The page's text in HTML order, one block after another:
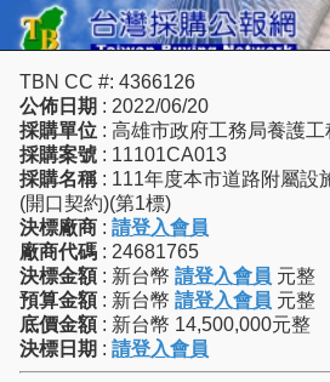
TBN CC #: 4366126
公佈日期 : 2022/06/20
採購單位 : 高雄市政府工務局養護工
採購案號 : 11101CA013
採購名稱 : 111年度本市道路附屬設
(開口契約)(第1標)
決標廠商 : 請登入會員
廠商代碼 : 24681765
決標金額 : 新台幣 請登入會員 元整
預算金額 : 新台幣 請登入會員 元整
底價金額 : 新台幣 14,500,000元整
決標日期 : 請登入會員